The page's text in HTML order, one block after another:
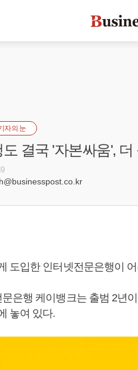
자의 눈
결국 '자본싸움',
도입한 인터넷전문은행이
은행 케이뱅크는 출범 2년
놓여 있다.